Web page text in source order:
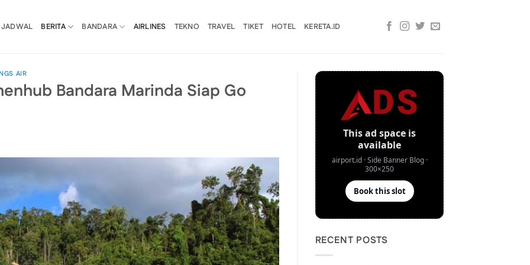
JADWAL BERITA BANDARA AIRLINES TEKNO TRAVEL TIKET HOTEL KERETA.ID
AIR
Bandara Marinda Siap Go
RECENT POSTS